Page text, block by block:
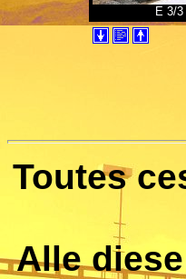
E 3/3
Toutes
Alle